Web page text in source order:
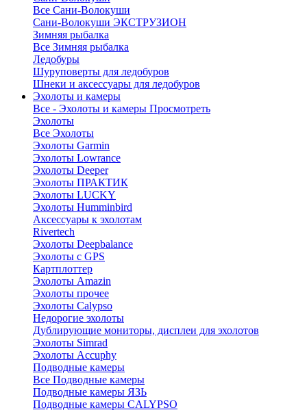
Все Сани-Волокуши
Сани-Волокуши ЭКСТРУЗИОН
Зимняя рыбалка
Все Зимняя рыбалка
Ледобуры
Шуруповерты для ледобуров
Шнеки и аксессуары для ледобуров
Эхолоты и камеры
Все - Эхолоты и камеры Просмотреть
Эхолоты
Все Эхолоты
Эхолоты Garmin
Эхолоты Lowrance
Эхолоты Deeper
Эхолоты ПРАКТИК
Эхолоты LUCKY
Эхолоты Humminbird
Аксессуары к эхолотам
Rivertech
Эхолоты Deepbalance
Эхолоты с GPS
Картплоттер
Эхолоты Amazin
Эхолоты прочее
Эхолоты Calypso
Недорогие эхолоты
Дублирующие мониторы, дисплеи для эхолотов
Эхолоты Simrad
Эхолоты Accuphy
Подводные камеры
Все Подводные камеры
Подводные камеры ЯЗЬ
Подводные камеры CALYPSO